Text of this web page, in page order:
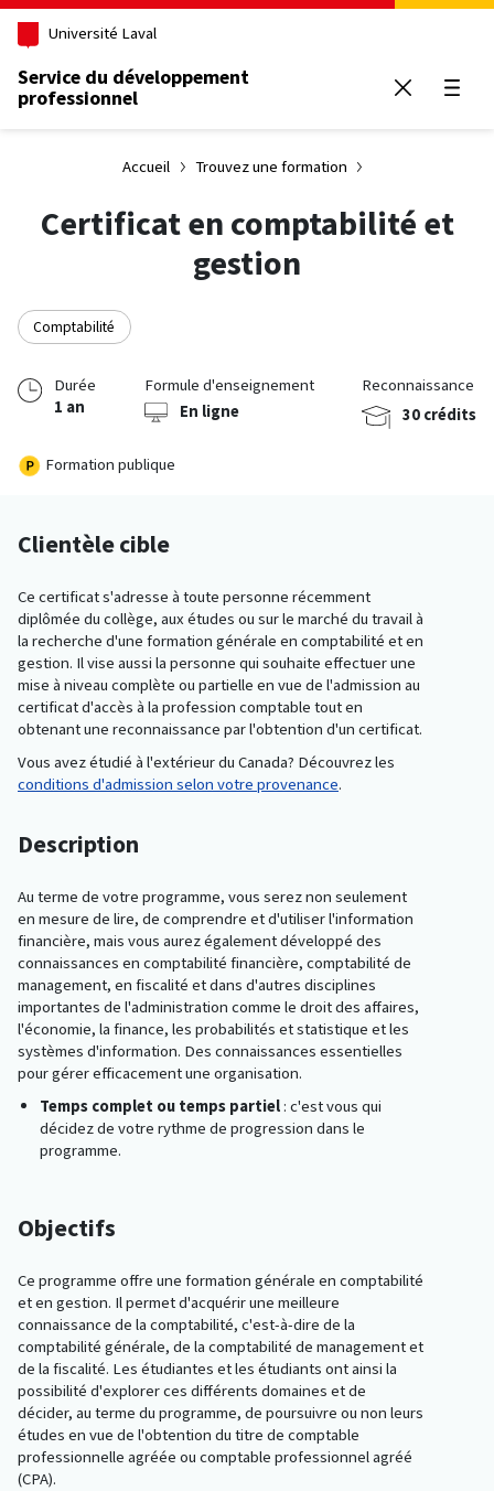
Aller au contenu principal
Université Laval
Service du développement
professionnel
Accueil Trouvez une formation
Certificat en comptabilité et
gestion
Comptabilité
Durée
1 an
Formule d'enseignement
En ligne
Reconnaissance
30 crédits
Formation publique
Clientèle cible
Ce certificat s'adresse à toute personne récemment
diplômée du collège, aux études ou sur le marché du travail à
la recherche d'une formation générale en comptabilité et en
gestion. Il vise aussi la personne qui souhaite effectuer une
mise à niveau complète ou partielle en vue de l'admission au
certificat d'accès à la profession comptable tout en
obtenant une reconnaissance par l'obtention d'un certificat.
Vous avez étudié à l'extérieur du Canada? Découvrez les
conditions d'admission selon votre provenance.
Description
Au terme de votre programme, vous serez non seulement
en mesure de lire, de comprendre et d'utiliser l'information
financière, mais vous aurez également développé des
connaissances en comptabilité financière, comptabilité de
management, en fiscalité et dans d'autres disciplines
importantes de l'administration comme le droit des affaires,
l'économie, la finance, les probabilités et statistique et les
systèmes d'information. Des connaissances essentielles
pour gérer efficacement une organisation.
Temps complet ou temps partiel : c'est vous qui
décidez de votre rythme de progression dans le
programme.
Objectifs
Ce programme offre une formation générale en comptabilité
et en gestion. Il permet d'acquérir une meilleure
connaissance de la comptabilité, c'est-à-dire de la
comptabilité générale, de la comptabilité de management et
de la fiscalité. Les étudiantes et les étudiants ont ainsi la
possibilité d'explorer ces différents domaines et de
décider, au terme du programme, de poursuivre ou non leurs
études en vue de l'obtention du titre de comptable
professionnelle agréée ou comptable professionnel agréé
(CPA).